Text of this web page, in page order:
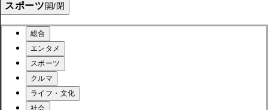
スポーツ開/閉
総合
エンタメ
スポーツ
クルマ
ライフ・文化
社会